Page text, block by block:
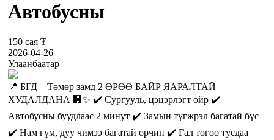
Автобусны
150 сая ₮
2026-04-26
Улаанбаатар
📍 БГД – Төмөр замд 2 ӨРӨӨ БАЙР ЯАРАЛТАЙ
ХУДАЛДАНА 🏢✨ ✔️ Сургууль, цэцэрлэгт ойр ✔️
Автобусны буудлаас 2 минут ✔️ Замын түгжрэл багатай бүс
✔️ Нам гүм, дуу чимээ багатай орчин ✔️ Гал тогоо тусдаа